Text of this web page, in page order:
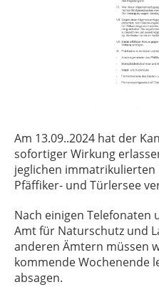
Am 13.09..2024 hat der
sofortiger Wirkung
jeglichen immatrikulierten
Pfäffiker- und Türlersee
Nach einigen Telefonaten
Amt für Naturschutz und
anderen Ämtern müssen
kommende Wochenende
absagen.